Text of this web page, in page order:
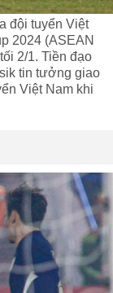
đội tuyển Việt
2024 (ASEAN
2/1. Tiền đạo
tin tưởng giao
Việt Nam khi